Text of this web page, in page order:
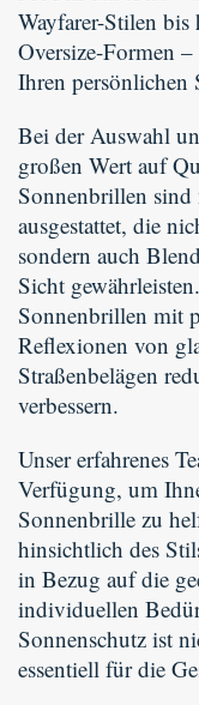
Wayfarer-Stilen
Oversize-Formen
Ihren persönlichen
Bei der Auswahl
großen Wert auf
Sonnenbrillen sind
ausgestattet, die
sondern auch
Sicht
Sonnenbrillen mit
Reflexionen von
Straßenbelägen
verbessern.
Unser erfahrenes
Verfügung, um
Sonnenbrille zu
hinsichtlich des
in Bezug auf die
individuellen
Sonnenschutz ist
essentiell für die